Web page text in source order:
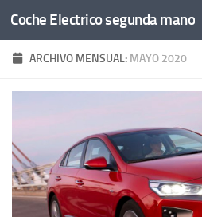
Saltar al contenido
Coche Electrico segunda mano
ARCHIVO MENSUAL: MAYO 2020